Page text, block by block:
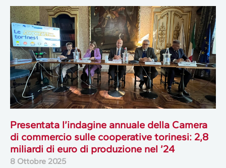
Presentata l’indagine annuale della Camera
di commercio sulle cooperative torinesi: 2,8
miliardi di euro di produzione nel ’24
8 Ottobre 2025